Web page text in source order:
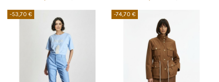
Añadir al carrito
-53,70 € -74,70 €